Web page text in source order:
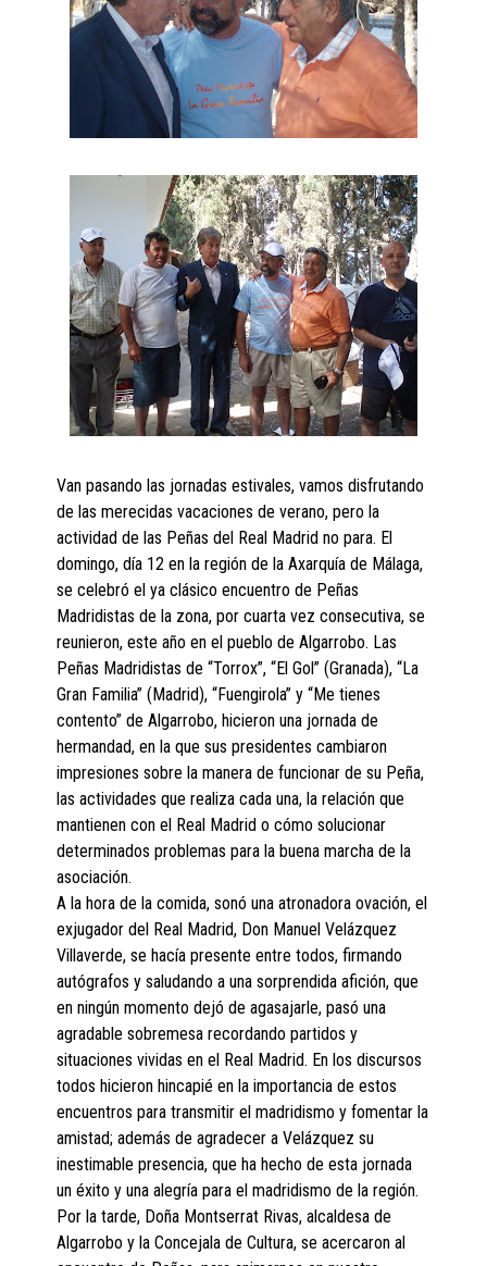
Van pasando las jornadas estivales, vamos disfrutando
de las merecidas vacaciones de verano, pero la
actividad de las Peñas del Real Madrid no para. El
domingo, día 12 en la región de la Axarquía de Málaga,
se celebró el ya clásico encuentro de Peñas
Madridistas de la zona, por cuarta vez consecutiva, se
reunieron, este año en el pueblo de Algarrobo. Las
Peñas Madridistas de “Torrox”, “El Gol” (Granada), “La
Gran Familia” (Madrid), “Fuengirola” y “Me tienes
contento” de Algarrobo, hicieron una jornada de
hermandad, en la que sus presidentes cambiaron
impresiones sobre la manera de funcionar de su Peña,
las actividades que realiza cada una, la relación que
mantienen con el Real Madrid o cómo solucionar
determinados problemas para la buena marcha de la
asociación.
A la hora de la comida, sonó una atronadora ovación, el
exjugador del Real Madrid, Don Manuel Velázquez
Villaverde, se hacía presente entre todos, firmando
autógrafos y saludando a una sorprendida afición, que
en ningún momento dejó de agasajarle, pasó una
agradable sobremesa recordando partidos y
situaciones vividas en el Real Madrid. En los discursos
todos hicieron hincapié en la importancia de estos
encuentros para transmitir el madridismo y fomentar la
amistad; además de agradecer a Velázquez su
inestimable presencia, que ha hecho de esta jornada
un éxito y una alegría para el madridismo de la región.
Por la tarde, Doña Montserrat Rivas, alcaldesa de
Algarrobo y la Concejala de Cultura, se acercaron al